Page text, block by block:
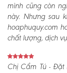
mình cũng còn
này. Nhưng sau
hoaphuquy.com
chất lượng, dịch
Chị Cẩm Tú - Đặt